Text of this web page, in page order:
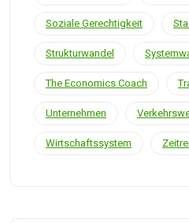
Soziale Gerechtigkeit
Strukturwandel
The Economics Coach
Unternehmen
Wirtschaftssystem